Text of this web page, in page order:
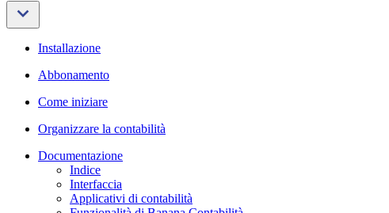
Installazione
Abbonamento
Come iniziare
Organizzare la contabilità
Documentazione
Indice
Interfaccia
Applicativi di contabilità